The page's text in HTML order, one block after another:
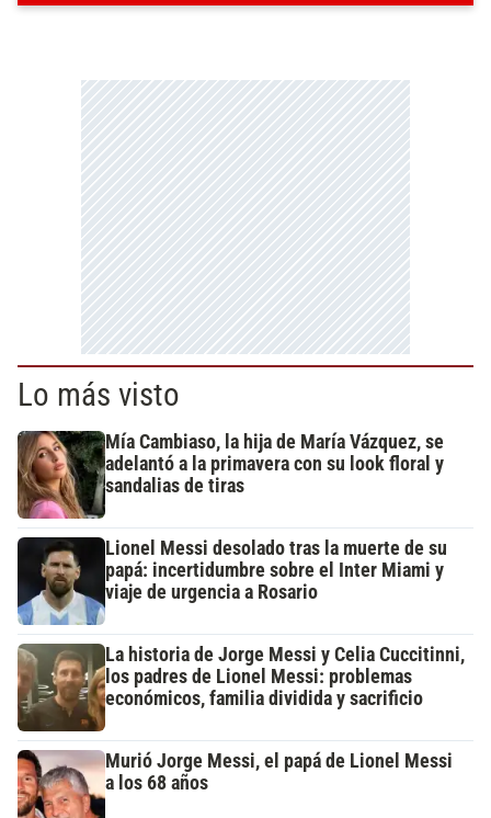
Lo más visto
Mía Cambiaso, la hija de María Vázquez, se
adelantó a la primavera con su look floral y
sandalias de tiras
Lionel Messi desolado tras la muerte de su
papá: incertidumbre sobre el Inter Miami y
viaje de urgencia a Rosario
La historia de Jorge Messi y Celia Cuccitinni,
los padres de Lionel Messi: problemas
económicos, familia dividida y sacrificio
Murió Jorge Messi, el papá de Lionel Messi
a los 68 años